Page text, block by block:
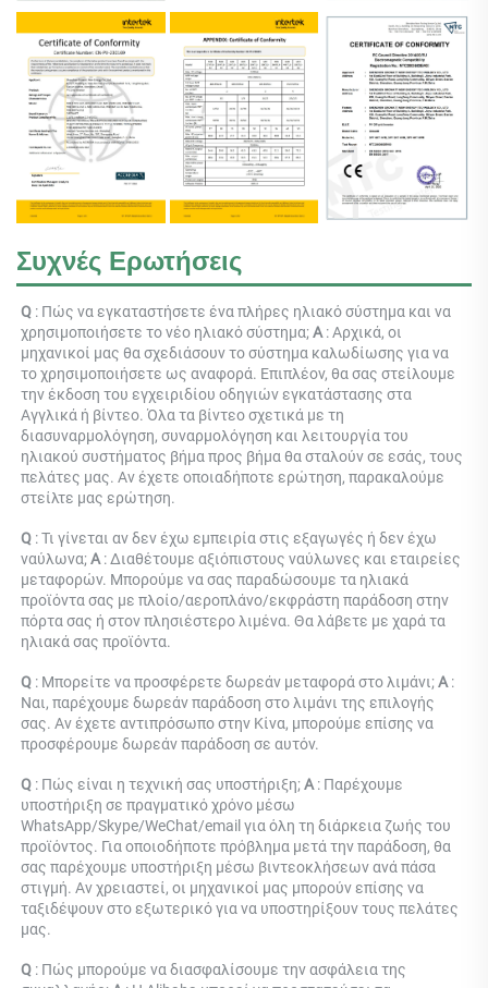
Συχνές Ερωτήσεις
Q : Πώς να εγκαταστήσετε ένα πλήρες ηλιακό σύστημα και να
χρησιμοποιήσετε το νέο ηλιακό σύστημα; Α : Αρχικά, οι
μηχανικοί μας θα σχεδιάσουν το σύστημα καλωδίωσης για να
το χρησιμοποιήσετε ως αναφορά. Επιπλέον, θα σας στείλουμε
την έκδοση του εγχειριδίου οδηγιών εγκατάστασης στα
Αγγλικά ή βίντεο. Όλα τα βίντεο σχετικά με τη
διασυναρμολόγηση, συναρμολόγηση και λειτουργία του
ηλιακού συστήματος βήμα προς βήμα θα σταλούν σε εσάς, τους
πελάτες μας. Αν έχετε οποιαδήποτε ερώτηση, παρακαλούμε
στείλτε μας ερώτηση.
Q : Τι γίνεται αν δεν έχω εμπειρία στις εξαγωγές ή δεν έχω
ναύλωνα; Α : Διαθέτουμε αξιόπιστους ναύλωνες και εταιρείες
μεταφορών. Μπορούμε να σας παραδώσουμε τα ηλιακά
προϊόντα σας με πλοίο/αεροπλάνο/εκφράστη παράδοση στην
πόρτα σας ή στον πλησιέστερο λιμένα. Θα λάβετε με χαρά τα
ηλιακά σας προϊόντα.
Q : Μπορείτε να προσφέρετε δωρεάν μεταφορά στο λιμάνι; Α :
Ναι, παρέχουμε δωρεάν παράδοση στο λιμάνι της επιλογής
σας. Αν έχετε αντιπρόσωπο στην Κίνα, μπορούμε επίσης να
προσφέρουμε δωρεάν παράδοση σε αυτόν.
Q : Πώς είναι η τεχνική σας υποστήριξη; Α : Παρέχουμε
υποστήριξη σε πραγματικό χρόνο μέσω
WhatsApp/Skype/WeChat/email για όλη τη διάρκεια ζωής του
προϊόντος. Για οποιοδήποτε πρόβλημα μετά την παράδοση, θα
σας παρέχουμε υποστήριξη μέσω βιντεοκλήσεων ανά πάσα
στιγμή. Αν χρειαστεί, οι μηχανικοί μας μπορούν επίσης να
ταξιδέψουν στο εξωτερικό για να υποστηρίξουν τους πελάτες
μας.
Q : Πώς μπορούμε να διασφαλίσουμε την ασφάλεια της